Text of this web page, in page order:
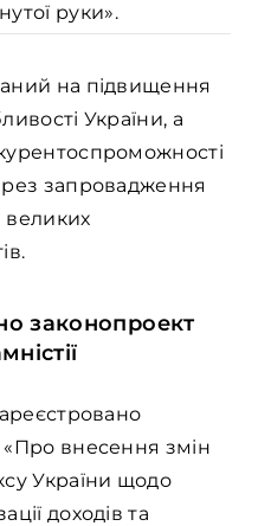
руки».
на підвищення
України, а
запровадження
великих
законопроект
внесення змін
України щодо
доходів та